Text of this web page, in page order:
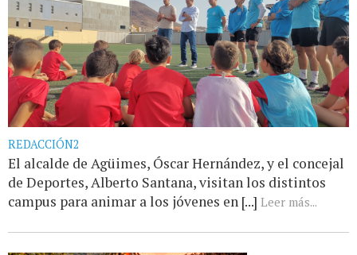
REDACCIÓN2
El alcalde de Agüimes, Óscar Hernández, y el concejal
de Deportes, Alberto Santana, visitan los distintos
campus para animar a los jóvenes en [...] Leer más...